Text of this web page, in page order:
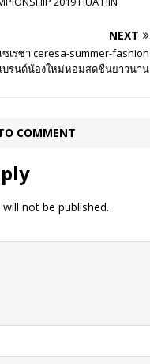
NEXT
เรซ่า ceresa-summer-fashion
บรนด์น้องใหม่หอมสดชื่นยาวนาน
COMMENT
not be published.